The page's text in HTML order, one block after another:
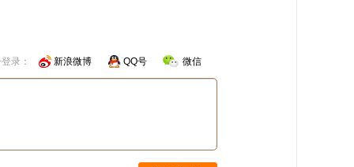
录： 新浪微博 QQ号 微信